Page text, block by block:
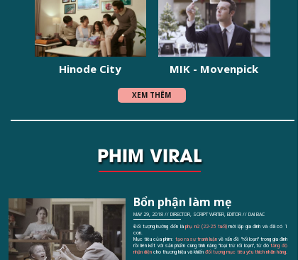
XEM THÊM
Hinode City MIK - Movenpick
Bổn phận làm mẹ
MAY 29, 2018 // DIRECTOR, SCRIPT WRITER, EDITOR // DAI BAC
Đối tượng hướng đến làphụ nữ (22-25 tuổi)mới lập gia đình và đã có 1
con.
Mục tiêu của phim: tạo ra sự tranh luận về vấn đề "rối loạn" trong gia đình
rồi liên kết với sản phẩm cùng tính năng "loại trừ rối loạn", từ đótăng độ
nhận diện cho thương hiệu và khiếnđối tượng mục tiêu yêu thích nhãn hàng.
PHIM VIRAL